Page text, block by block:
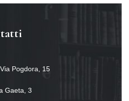
Pogdora, 15
Gaeta, 3